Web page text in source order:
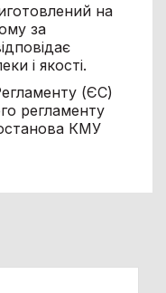
на
за
і якості.
(ЄС)
регламенту
КМУ